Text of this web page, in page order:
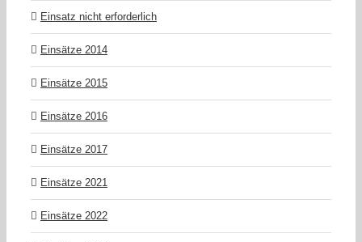
Einsatz nicht erforderlich
Einsätze 2014
Einsätze 2015
Einsätze 2016
Einsätze 2017
Einsätze 2021
Einsätze 2022